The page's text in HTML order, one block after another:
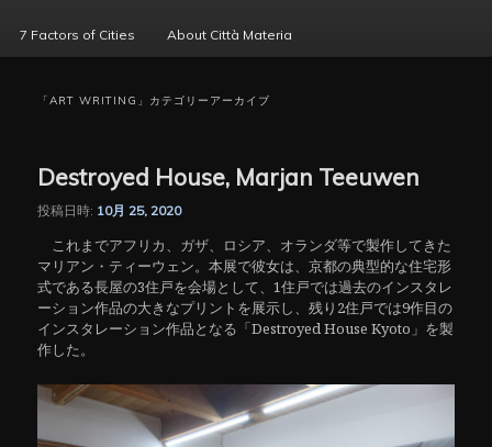
ー
7 Factors of Cities About Città Materia
「ART WRITING 」カテゴリーアーカイブ
Destroyed House, Marjan Teeuwen
投稿日時: 10月 25, 2020
これまでアフリカ、ガザ、ロシア、オランダ等で製作してきた
マリアン・ティーウェン。本展で彼女は、京都の典型的な住宅形
式である長屋の3住戸を会場として、1住戸では過去のインスタレ
ーション作品の大きなプリントを展示し、残り2住戸では9作目の
インスタレーション作品となる「Destroyed House Kyoto」を製
作した。